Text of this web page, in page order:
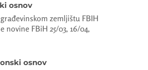
osnov
zemljištu FBIH
novine FBiH 25/03, 16/04,
osnov